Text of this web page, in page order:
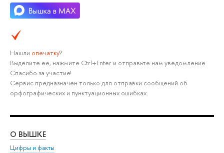
Нашли опечатку?
Выделите её, нажмите Ctrl+Enter и отправьте нам уведомление.
Спасибо за участие!
Сервис предназначен только для отправки сообщений об
орфографических и пунктуационных ошибках.
О ВЫШКЕ
Цифры и факты